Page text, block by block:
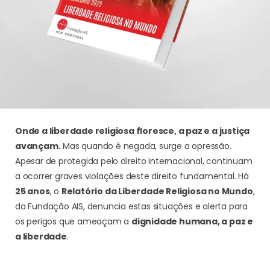
Onde a liberdade religiosa floresce, a paz e a justiça
avançam.Mas quando é negada, surge a opressão.
Apesar de protegida pelo direito internacional, continuam
a ocorrer graves violações deste direito fundamental. Há
25 anos, o Relatório da Liberdade Religiosa no Mundo,
da Fundação AIS, denuncia estas situações e alerta para
os perigos que ameaçam a dignidade humana, a paz e
a liberdade.